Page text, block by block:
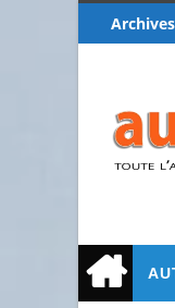
Archives